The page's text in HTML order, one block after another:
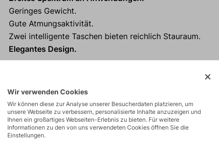
Geringes Gewicht.
Gute Atmungsaktivität.
Zwei intelligente Taschen bieten reichlich Stauraum.
Elegantes Design.
Aktivitäten
Bergexpeditionen
Wir verwenden Cookies
Wir können diese zur Analyse unserer Besucherdaten platzieren, um
unsere Webseite zu verbessern, personalisierte Inhalte anzuzeigen und
Ihnen ein großartiges Webseiten-Erlebnis zu bieten. Für weitere
Informationen zu den von uns verwendeten Cookies öffnen Sie die
Einstellungen.